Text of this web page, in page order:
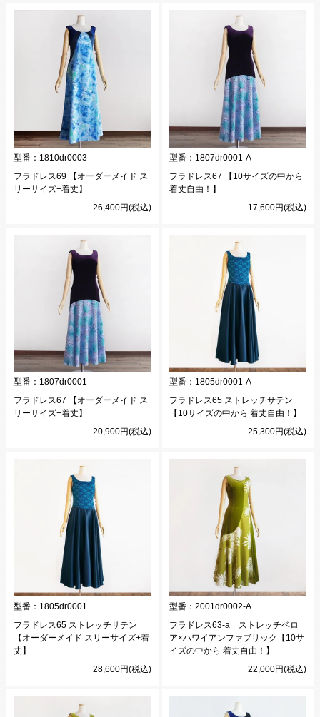
型番： 1810dr0003
フラドレス69 【オーダーメイド ス
リーサイズ+着丈】
26,400円(税込)
型番： 1807dr0001-A
フラドレス67 【10サイズの中から
着丈自由！】
17,600円(税込)
型番： 1807dr0001
フラドレス67 【オーダーメイド ス
リーサイズ+着丈】
20,900円(税込)
型番： 1805dr0001-A
フラドレス65 ストレッチサテン
【10サイズの中から 着丈自由！】
25,300円(税込)
型番： 1805dr0001
フラドレス65 ストレッチサテン
【オーダーメイド スリーサイズ+着
丈】
28,600円(税込)
型番： 2001dr0002-A
フラドレス63-a ストレッチベロ
ア×ハワイアンファブリック【10サ
イズの中から 着丈自由！】
22,000円(税込)